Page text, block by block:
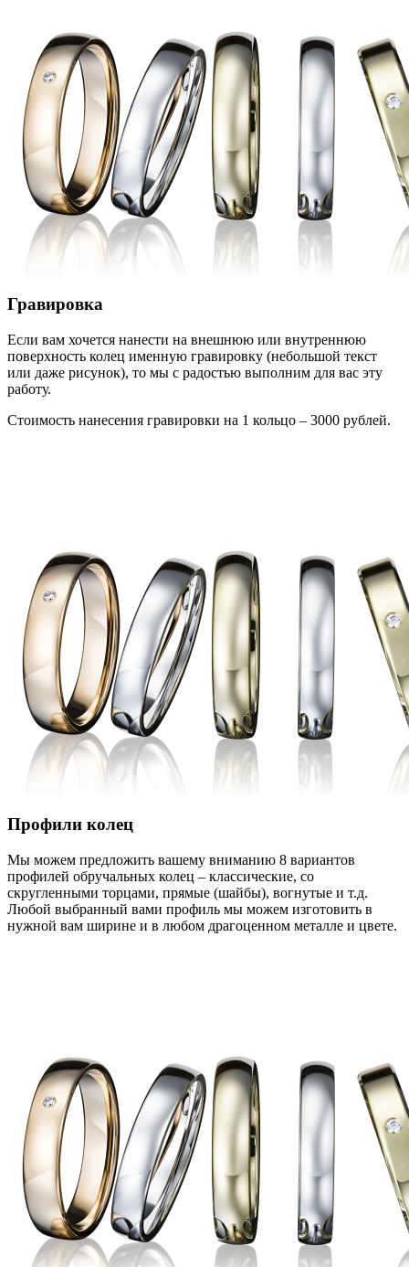
Гравировка
Если вам хочется нанести на внешнюю или внутреннюю
поверхность колец именную гравировку (небольшой текст
или даже рисунок), то мы с радостью выполним для вас эту
работу.
Стоимость нанесения гравировки на 1 кольцо – 3000 рублей.
Профили колец
Мы можем предложить вашему вниманию 8 вариантов
профилей обручальных колец – классические, со
скругленными торцами, прямые (шайбы), вогнутые и т.д.
Любой выбранный вами профиль мы можем изготовить в
нужной вам ширине и в любом драгоценном металле и цвете.